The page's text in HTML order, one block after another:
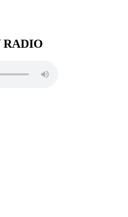
Bandara Lombok di